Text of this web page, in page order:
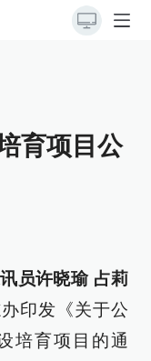
育项目公
员许晓瑜 占莉
印发《关于公
培育项目的通